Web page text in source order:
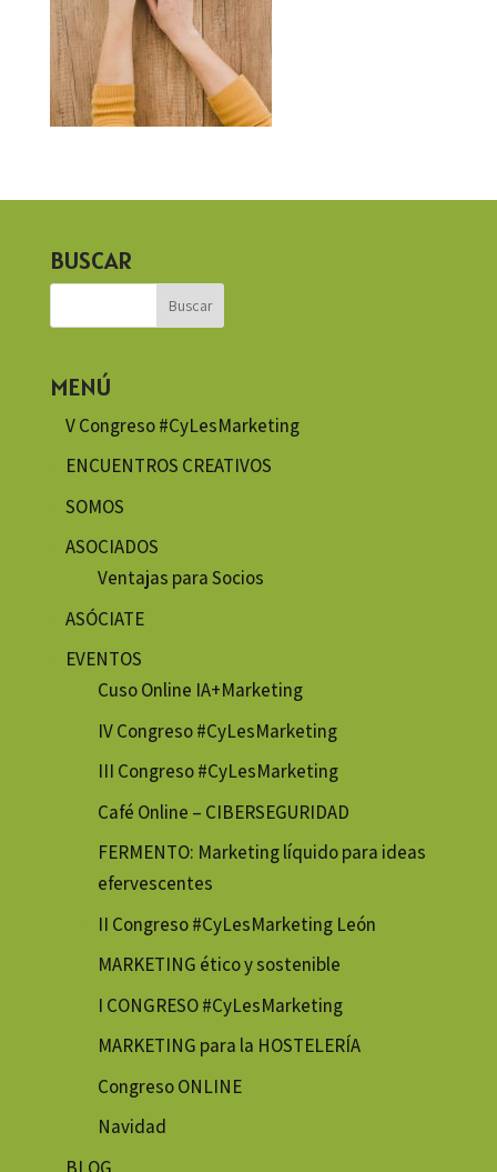
BUSCAR
MENÚ
V Congreso #CyLesMarketing
ENCUENTROS CREATIVOS
SOMOS
ASOCIADOS
Ventajas para Socios
ASÓCIATE
EVENTOS
Cuso Online IA+Marketing
IV Congreso #CyLesMarketing
III Congreso #CyLesMarketing
Café Online – CIBERSEGURIDAD
FERMENTO: Marketing líquido para ideas
efervescentes
II Congreso #CyLesMarketing León
MARKETING ético y sostenible
I CONGRESO #CyLesMarketing
MARKETING para la HOSTELERÍA
Congreso ONLINE
Navidad